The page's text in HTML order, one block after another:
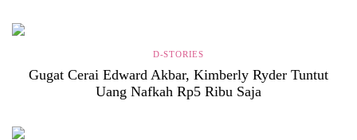
D-STORIES
Gugat Cerai Edward Akbar, Kimberly Ryder Tuntut
Uang Nafkah Rp5 Ribu Saja